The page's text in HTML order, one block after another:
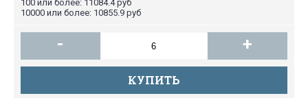
100 или более: 11084.4 руб
10000 или более: 10855.9 руб
- +
КУПИТЬ